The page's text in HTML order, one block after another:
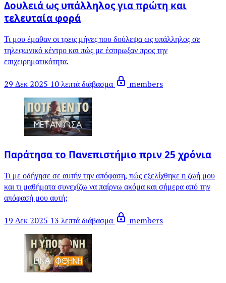
Δουλειά ως υπάλληλος για πρώτη και
τελευταία φορά
Τι μου έμαθαν οι τρεις μήνες που δούλεψα ως υπάλληλος σε
τηλεφωνικό κέντρο και πώς με έσπρωξαν προς την
επιχειρηματικότητα.
29 Δεκ 2025 10 λεπτά διάβασμα members
Παράτησα το Πανεπιστήμιο πριν 25 χρόνια
Τι με οδήγησε σε αυτήν την απόφαση, πώς εξελίχθηκε η ζωή μου
και τι μαθήματα συνεχίζω να παίρνω ακόμα και σήμερα από την
απόφασή μου αυτή;
19 Δεκ 2025 13 λεπτά διάβασμα members